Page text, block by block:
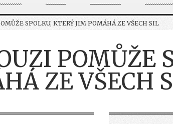
SPOLKU, KTERÝ JIM POMÁHÁ ZE VŠECH SIL
POMŮŽE
ZE VŠECH